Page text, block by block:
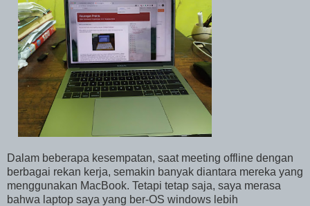
Dalam beberapa kesempatan, saat meeting offline dengan
berbagai rekan kerja, semakin banyak diantara mereka yang
menggunakan MacBook. Tetapi tetap saja, saya merasa
bahwa laptop saya yang ber-OS windows lebih